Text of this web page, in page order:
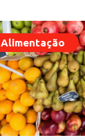
Alimentação